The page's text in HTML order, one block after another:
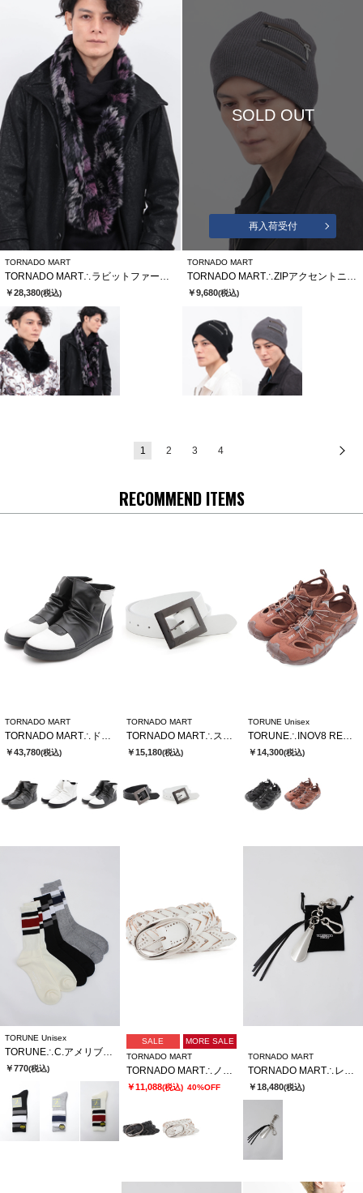
TORNADO MART
TORNADO MART∴ラビットファースヌード
￥28,380(税込)
SOLD OUT
再入荷受付
TORNADO MART
TORNADO MART∴ZIPアクセントニットキャップ
￥9,680(税込)
1 2 3 4
RECOMMEND ITEMS
TORNADO MART
TORNADO MART∴ドレーピングミドルスニーカー
￥43,780(税込)
TORNADO MART
TORNADO MART∴スクエアバックルベルト
￥15,180(税込)
TORUNE Unisex
TORUNE∴INOV8 RECOLITE 190 UNI
￥14,300(税込)
TORUNE Unisex
TORUNE∴C.アメリブラインソックス
￥770(税込)
SALE
MORE SALE
TORNADO MART
TORNADO MART∴ノマドスタッズメッシュベルト
￥11,088(税込) 40%OFF
TORNADO MART
TORNADO MART∴レザーフリンジキーチャーム
￥18,480(税込)